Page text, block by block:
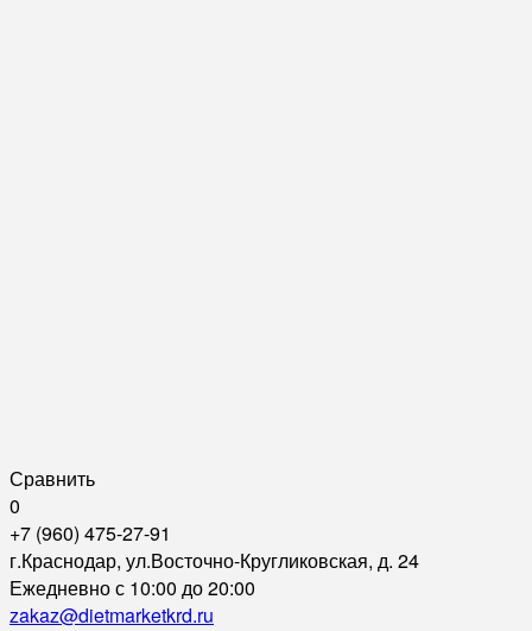
Сравнить
0
+7 (960) 475-27-91
г.Краснодар, ул.Восточно-Кругликовская, д. 24
Ежедневно с 10:00 до 20:00
zakaz@dietmarketkrd.ru